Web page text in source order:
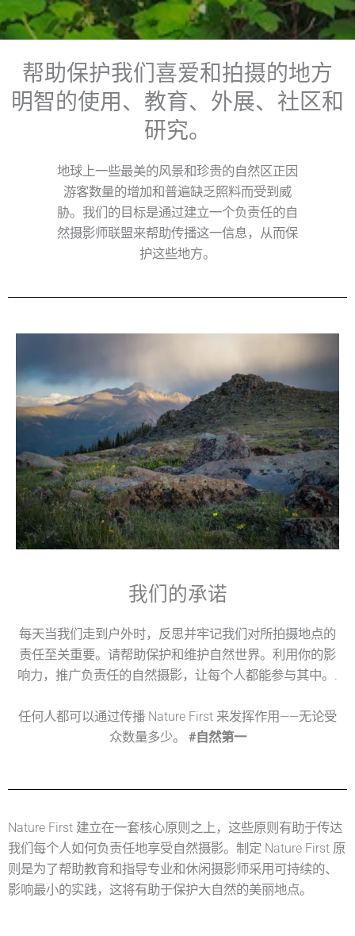
帮助保护我们喜爱和拍摄的地方
明智的使用、教育、外展、社区和
研究。
地球上一些最美的风景和珍贵的自然区正因
游客数量的增加和普遍缺乏照料而受到威
胁。我们的目标是通过建立一个负责任的自
然摄影师联盟来帮助传播这一信息，从而保
护这些地方。
我们的承诺
每天当我们走到户外时，反思并牢记我们对所拍摄地点的
责任至关重要。请帮助保护和维护自然世界。利用你的影
响力，推广负责任的自然摄影，让每个人都能参与其中。.
任何人都可以通过传播 Nature First 来发挥作用——无论受
众数量多少。 #自然第一
Nature First 建立在一套核心原则之上，这些原则有助于传达
我们每个人如何负责任地享受自然摄影。制定 Nature First 原
则是为了帮助教育和指导专业和休闲摄影师采用可持续的、
影响最小的实践，这将有助于保护大自然的美丽地点。